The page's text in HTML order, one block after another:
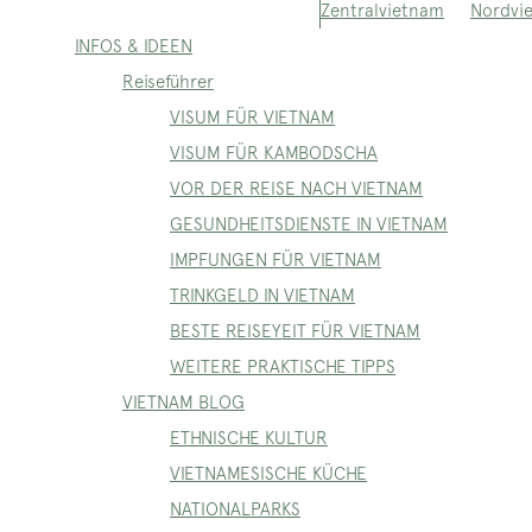
Zentralvietnam
INFOS & IDEEN
Reiseführer
VISUM FÜR VIETNAM
VISUM FÜR KAMBODSCHA
VOR DER REISE NACH VIETNAM
GESUNDHEITSDIENSTE IN VIETNAM
IMPFUNGEN FÜR VIETNAM
TRINKGELD IN VIETNAM
BESTE REISEYEIT FÜR VIETNAM
WEITERE PRAKTISCHE TIPPS
VIETNAM BLOG
ETHNISCHE KULTUR
VIETNAMESISCHE KÜCHE
NATIONALPARKS